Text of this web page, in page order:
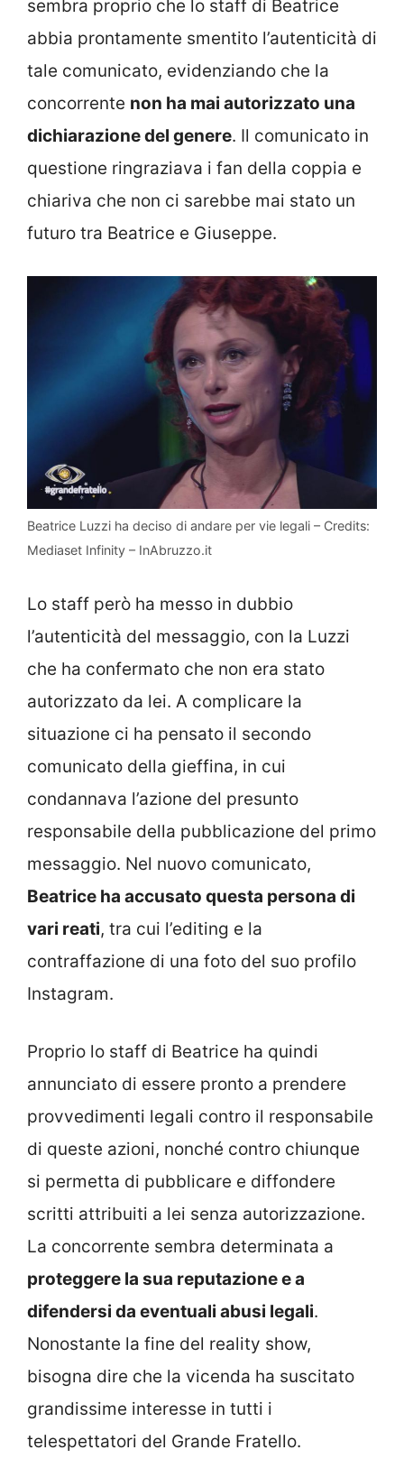
sembra proprio che lo staff di Beatrice
abbia prontamente smentito l’autenticità di
tale comunicato, evidenziando che la
concorrente non ha mai autorizzato una
dichiarazione del genere. Il comunicato in
questione ringraziava i fan della coppia e
chiariva che non ci sarebbe mai stato un
futuro tra Beatrice e Giuseppe.
Beatrice Luzzi ha deciso di andare per vie legali – Credits:
Mediaset Infinity – InAbruzzo.it
Lo staff però ha messo in dubbio
l’autenticità del messaggio, con la Luzzi
che ha confermato che non era stato
autorizzato da lei. A complicare la
situazione ci ha pensato il secondo
comunicato della gieffina, in cui
condannava l’azione del presunto
responsabile della pubblicazione del primo
messaggio. Nel nuovo comunicato,
Beatrice ha accusato questa persona di
vari reati, tra cui l’editing e la
contraffazione di una foto del suo profilo
Instagram.
Proprio lo staff di Beatrice ha quindi
annunciato di essere pronto a prendere
provvedimenti legali contro il responsabile
di queste azioni, nonché contro chiunque
si permetta di pubblicare e diffondere
scritti attribuiti a lei senza autorizzazione.
La concorrente sembra determinata a
proteggere la sua reputazione e a
difendersi da eventuali abusi legali.
Nonostante la fine del reality show,
bisogna dire che la vicenda ha suscitato
grandissime interesse in tutti i
telespettatori del Grande Fratello.